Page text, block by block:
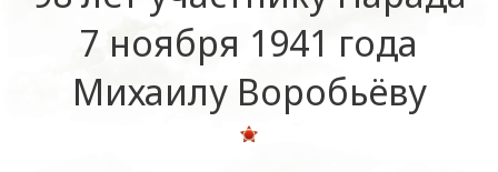
7 ноября 1941 года
Михаилу Воробьёву